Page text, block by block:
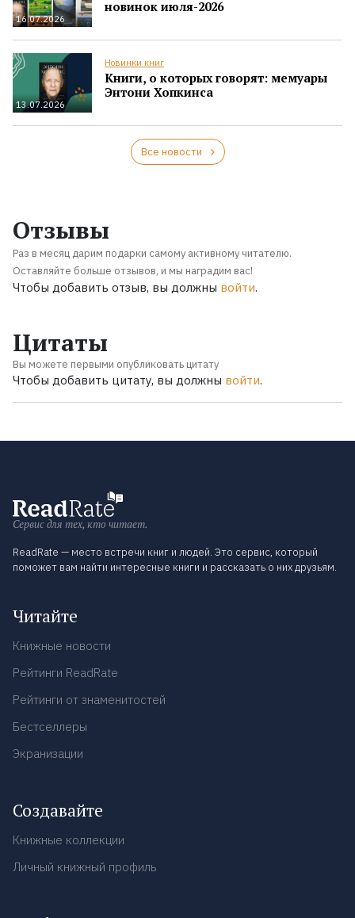
16.07.2026
новинок июля-2026
13.07.2026
Новинки книг
Книги, о которых говорят: мемуары
Энтони Хопкинса
Все новости
Отзывы
Раз в месяц дарим подарки самому активному читателю.
Оставляйте больше отзывов, и мы наградим вас!
Чтобы добавить отзыв, вы должны войти.
Цитаты
Вы можете первыми опубликовать цитату
Чтобы добавить цитату, вы должны войти.
Сервис для тех, кто читает.
ReadRate — место встречи книг и людей. Это сервис, который
поможет вам найти интересные книги и рассказать о них друзьям.
Читайте
Книжные новости
Рейтинги ReadRate
Рейтинги от знаменитостей
Бестселлеры
Экранизации
Создавайте
Книжные коллекции
Личный книжный профиль